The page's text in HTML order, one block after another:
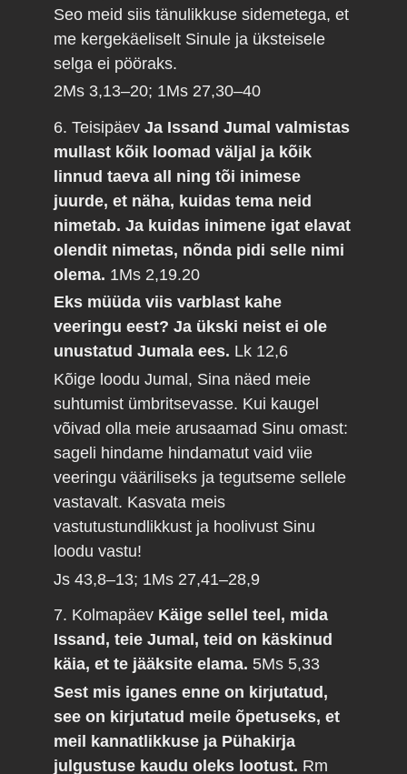
Seo meid siis tänulikkuse sidemetega, et
me kergekäeliselt Sinule ja üksteisele
selga ei pööraks.
2Ms 3,13–20; 1Ms 27,30–40
6. TeisipäevJa Issand Jumal valmistas
mullast kõik loomad väljal ja kõik
linnud taeva all ning tõi inimese
juurde, et näha, kuidas tema neid
nimetab. Ja kuidas inimene igat elavat
olendit nimetas, nõnda pidi selle nimi
olema. 1Ms 2,19.20
Eks müüda viis varblast kahe
veeringu eest? Ja ükski neist ei ole
unustatud Jumala ees. Lk 12,6
Kõige loodu Jumal, Sina näed meie
suhtumist ümbritsevasse. Kui kaugel
võivad olla meie arusaamad Sinu omast:
sageli hindame hindamatut vaid viie
veeringu vääriliseks ja tegutseme sellele
vastavalt. Kasvata meis
vastutustundlikkust ja hoolivust Sinu
loodu vastu!
Js 43,8–13; 1Ms 27,41–28,9
7. Kolmapäev Käige sellel teel, mida
Issand, teie Jumal, teid on käskinud
käia, et te jääksite elama. 5Ms 5,33
Sest mis iganes enne on kirjutatud,
see on kirjutatud meile õpetuseks, et
meil kannatlikkuse ja Pühakirja
julgustuse kaudu oleks lootust. Rm